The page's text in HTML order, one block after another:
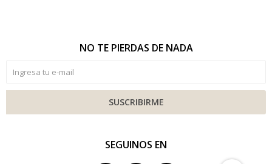
SEGUINOS EN
NO TE PIERDAS DE NADA
SUSCRIBIRME